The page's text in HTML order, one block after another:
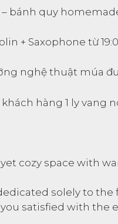
– bánh quy
+ Saxophone từ
nghệ thuật múa
khách hàng 1 ly vang
cozy space with
solely to the
satisfied with the